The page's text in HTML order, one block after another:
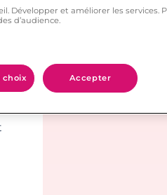
Développer et améliorer les services.
d’audience.
choix Accepter